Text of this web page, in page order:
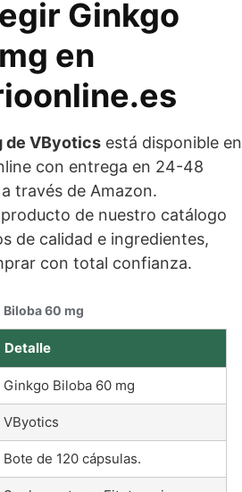
Ginkgo
en
de VByotics está disponible en
con entrega en 24-48
través de Amazon.
de nuestro catálogo
de calidad e ingredientes,
con total confianza.
60 mg
Detalle
Ginkgo Biloba 60 mg
VByotics
Bote de 120 cápsulas.